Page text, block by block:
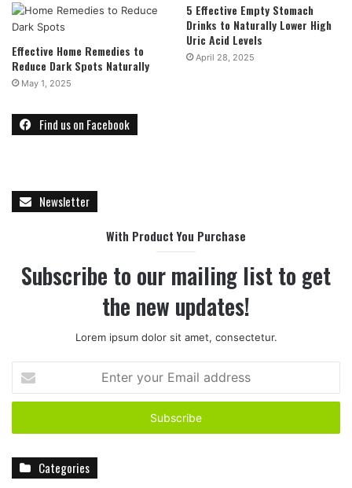
Effective Home Remedies to
Reduce Dark Spots Naturally
May 1, 2025
5 Effective Empty Stomach
Drinks to Naturally Lower High
Uric Acid Levels
April 28, 2025
Find us on Facebook
Newsletter
With Product You Purchase
Subscribe to our mailing list to get
the new updates!
Lorem ipsum dolor sit amet, consectetur.
t
r
Categories